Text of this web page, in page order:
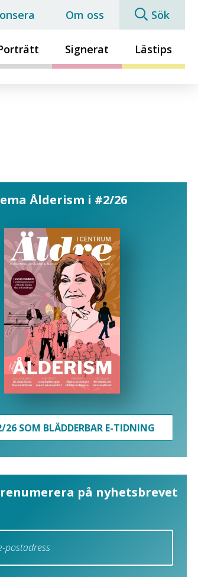
Signerat Lästips
Om oss Sök
Ålderism i #2/26
26 SOM BLÄDDERBAR E-TIDNING
på nyhetsbrevet